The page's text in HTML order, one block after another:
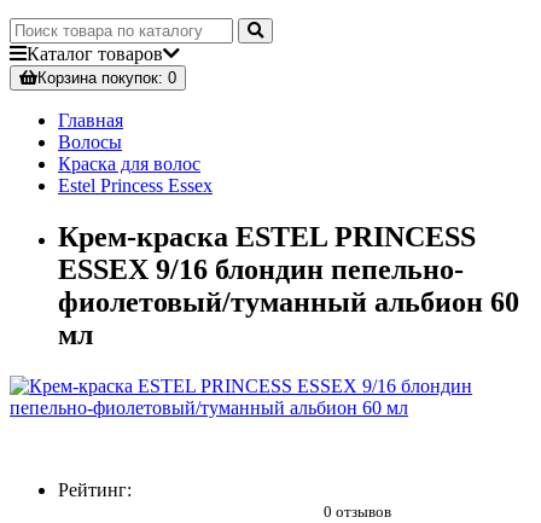
Каталог товаров
Корзинапокупок: 0
Главная
Волосы
Краска для волос
Estel Princess Essex
Крем-краска ESTEL PRINCESS
ESSEX 9/16 блондин пепельно-
фиолетовый/туманный альбион 60
мл
Рейтинг:
0 отзывов